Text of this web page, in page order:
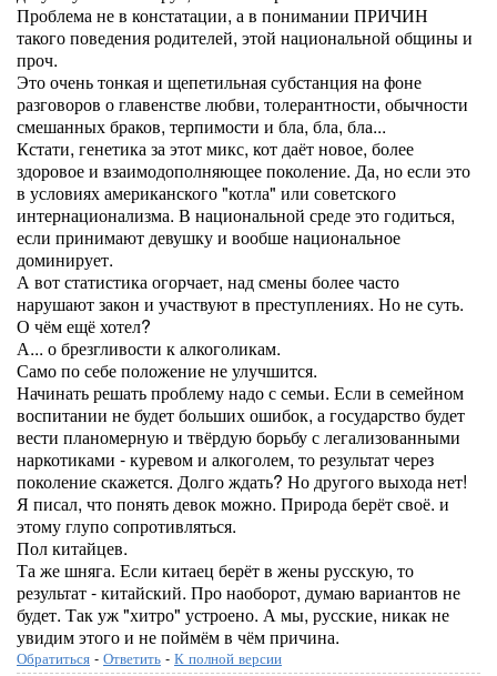
Проблема не в констатации, а в понимании ПРИЧИН
такого поведения родителей, этой национальной общины и
проч.
Это очень тонкая и щепетильная субстанция на фоне
разговоров о главенстве любви, толерантности, обычности
смешанных браков, терпимости и бла, бла, бла...
Кстати, генетика за этот микс, кот даёт новое, более
здоровое и взаимодополняющее поколение. Да, но если это
в условиях американского "котла" или советского
интернационализма. В национальной среде это годиться,
если принимают девушку и вообше национальное
доминирует.
А вот статистика огорчает, над смены более часто
нарушают закон и участвуют в преступлениях. Но не суть.
О чём ещё хотел?
А... о брезгливости к алкоголикам.
Само по себе положение не улучшится.
Начинать решать проблему надо с семьи. Если в семейном
воспитании не будет больших ошибок, а государство будет
вести планомерную и твёрдую борьбу с легализованными
наркотиками - куревом и алкоголем, то результат через
поколение скажется. Долго ждать? Но другого выхода нет!
Я писал, что понять девок можно. Природа берёт своё. и
этому глупо сопротивляться.
Пол китайцев.
Та же шняга. Если китаец берёт в жены русскую, то
результат - китайский. Про наоборот, думаю вариантов не
будет. Так уж "хитро" устроено. А мы, русские, никак не
увидим этого и не поймём в чём причина.
Обратиться - Ответить - К полной версии